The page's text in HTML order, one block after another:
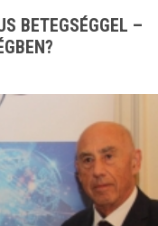
BETEGSÉGGEL –